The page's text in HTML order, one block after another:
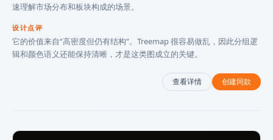
速理解市场分布和板块构成的场景。
设计点评
它的价值来自“高密度但仍有结构”。Treemap 很容易做乱，因此分组逻
辑和颜色语义还能保持清晰，才是这类图成立的关键。
查看详情 创建同款